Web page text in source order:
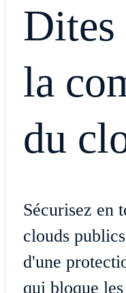
Dites
la
du
Sécurisez en
clouds
d'une
qui bloque